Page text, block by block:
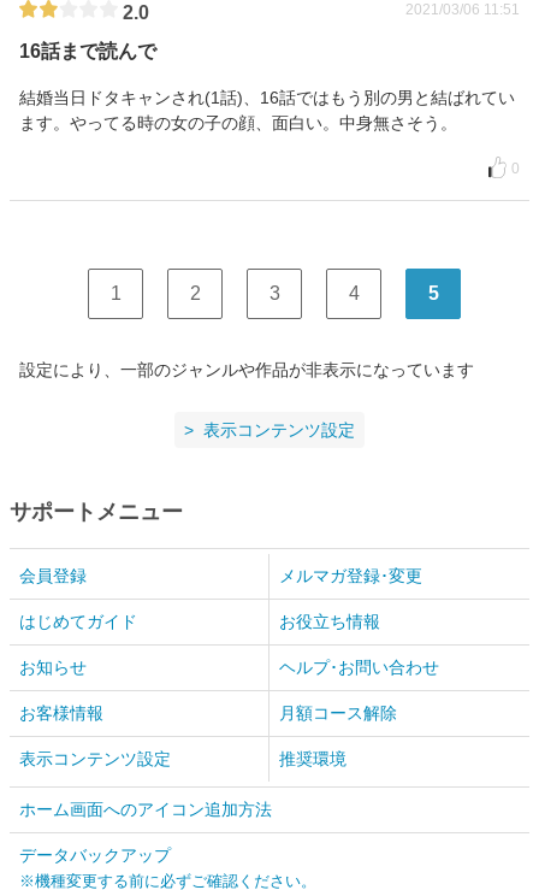
2.0 2021/03/06 11:51
16話まで読んで
結婚当日ドタキャンされ(1話)、16話ではもう別の男と結ばれてい
ます。やってる時の女の子の顔、面白い。中身無さそう。
0
1 2 3 4 5
設定により、一部のジャンルや作品が非表示になっています
表示コンテンツ設定
サポートメニュー
会員登録 メルマガ登録･変更
はじめてガイド お役立ち情報
お知らせ ヘルプ･お問い合わせ
お客様情報 月額コース解除
表示コンテンツ設定 推奨環境
ホーム画面へのアイコン追加方法
データバックアップ
※機種変更する前に必ずご確認ください。